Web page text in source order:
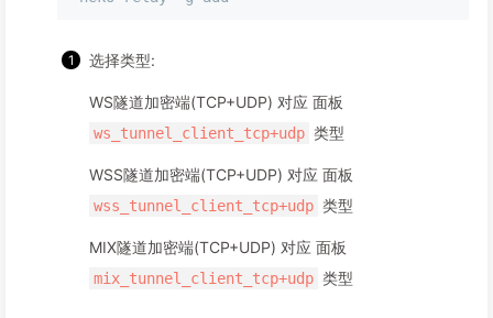
选择类型:
WS隧道加密端(TCP+UDP) 对应 面板
ws_tunnel_client_tcp+udp 类型
WSS隧道加密端(TCP+UDP) 对应 面板
wss_tunnel_client_tcp+udp 类型
MIX隧道加密端(TCP+UDP) 对应 面板
mix_tunnel_client_tcp+udp 类型